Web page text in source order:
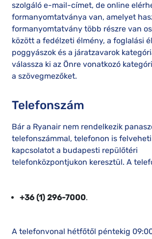
szolgáló e-mail-címet, de online
formanyomtatványa van, amelyet
formanyomtatvány több részre van
között a fedélzeti élmény, a foglalási
poggyászok és a járatzavarok
válassza ki az Önre vonatkozó
a szövegmezőket.
Telefonszám
Bár a Ryanair nem rendelkezik
telefonszámmal, telefonon is
kapcsolatot a budapesti repülőtéri
telefonközpontjukon keresztül. A
+36 (1) 296-7000.
A telefonvonal hétfőtől péntekig